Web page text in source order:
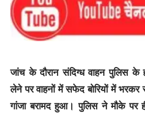
जांच के दौरान संदिग्ध वाहन पुलिस
लेने पर वाहनों में सफेद बोरियों में भरकर
गांजा बरामद हुआ। पुलिस ने मौके पर